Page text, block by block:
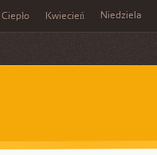
Ciepło Kwiecień Niedziela